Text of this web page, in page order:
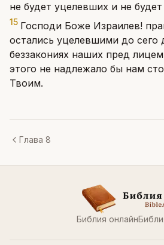
не будет уцелевших и не будет
15 Господи Боже Израилев!
остались уцелевшими до сего
беззакониях наших пред
этого не надлежало бы нам
Твоим.
Глава 8
Библия онлайн